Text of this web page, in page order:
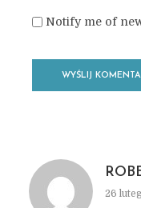
Notify me of
26